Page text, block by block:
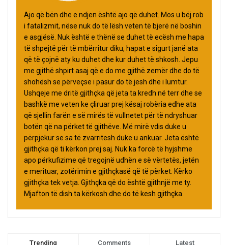
Ajo që bën dhe e ndjen është ajo që duhet. Mos u bëj rob
i fatalizmit, nëse nuk do të lësh veten të bjerë në boshin
e asgjësë. Nuk është e thënë se duhet të ecësh me hapa
të shpejtë për të mbërritur diku, hapat e sigurt janë ata
që të çojnë aty ku duhet dhe kur duhet të shkosh. Jepu
me gjithë shpirt asaj që e do me gjithë zemër dhe do të
shohësh se përveçse i pasur do të jesh dhe i lumtur.
Ushqeje me dritë gjithçka që jeta ta kredh në terr dhe se
bashkë me veten ke çliruar prej kësaj robëria edhe ata
që sjellin farën e së mirës të vullnetet për të ndryshuar
botën që na përket të gjithëve. Më mirë vdis duke u
përpjekur se sa të zvarritesh duke u ankuar. Jeta është
gjithçka që ti kërkon prej saj. Nuk ka forcë të hyjshme
apo përkufizime që tregojnë udhën e së vërtetës, jetën
e merituar, zotërimin e gjithçkasë që të përket. Kërko
gjithçka tek vetja. Gjithçka që do është gjithnjë me ty.
Mjafton të dish ta kërkosh dhe do të kesh gjithçka.
Trending Comments Latest